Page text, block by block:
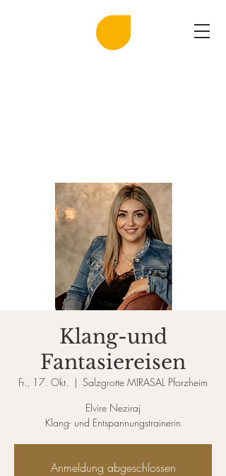
Klang-und
Fantasiereisen
Fr., 17. Okt.
  |
Salzgrotte MIRASAL Pforzheim
Elvire Neziraj
Klang- und Entspannungstrainerin
Anmeldung abgeschlossen